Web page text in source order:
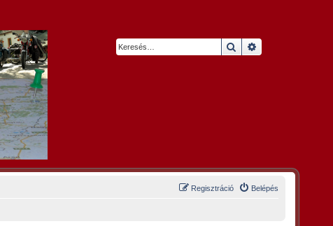
Keresés
Belépés
Regisztráció